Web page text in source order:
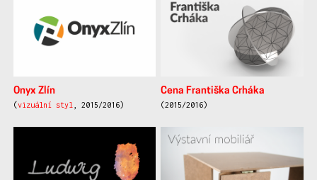
Onyx Zlín
(vizuální styl , 2015/2016)
Cena Františka Crháka
(2015/2016)